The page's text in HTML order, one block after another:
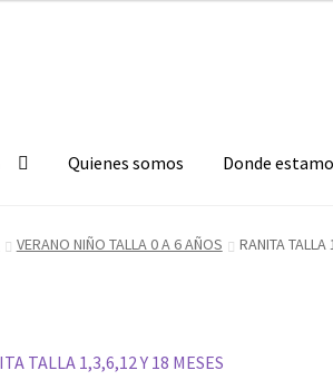
Quienes somos Donde
VERANO NIÑO TALLA 0 A 6 AÑOS RANITA